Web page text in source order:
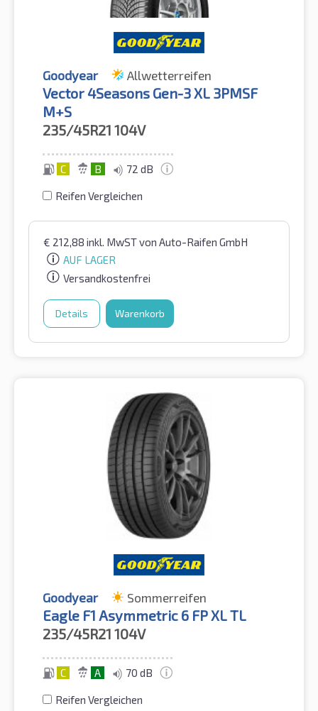
Goodyear Allwetterreifen
Vector 4Seasons Gen-3 XL 3PMSF
M+S
235/45R21 104V
C B 72 dB
Reifen Vergleichen
€ 212,88 inkl. MwSTvon Auto-Raifen GmbH
AUF LAGER
Versandkostenfrei
Details Warenkorb
Goodyear Sommerreifen
Eagle F1 Asymmetric 6 FP XL TL
235/45R21 104V
C A 70 dB
Reifen Vergleichen